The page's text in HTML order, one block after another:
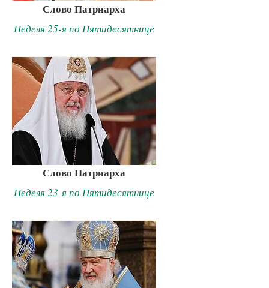
Слово Патриарха
Неделя 25-я по Пятидесятнице
Слово Патриарха
Неделя 23-я по Пятидесятнице